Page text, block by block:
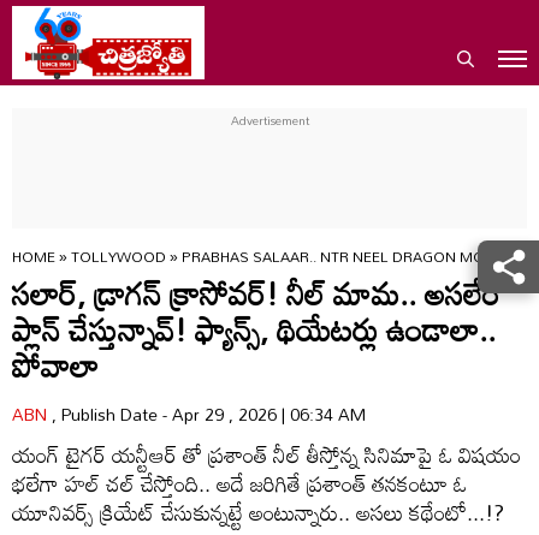
HOME»TOLLYWOOD»PRABHAS SALAAR.. NTR NEEL DRAGON MOVIE
స‌లార్‌, డ్రాగ‌న్ క్రాసోవర్! నీల్ మామ‌.. అస‌లేం
ప్లాన్ చేస్తున్నావ్‌! ఫ్యాన్స్, థియేట‌ర్లు ఉండాలా..
పోవాలా
ABN, Publish Date - Apr 29 , 2026 | 06:34 AM
యంగ్ టైగర్ యన్టీఆర్ తో ప్రశాంత్ నీల్ తీస్తోన్న సినిమాపై ఓ విషయం
భలేగా హల్ చల్ చేస్తోంది.. అదే జరిగితే ప్రశాంత్ తనకంటూ ఓ
యూనివర్స్ క్రియేట్ చేసుకున్నట్టే అంటున్నారు.. అసలు కథేంటో...!?